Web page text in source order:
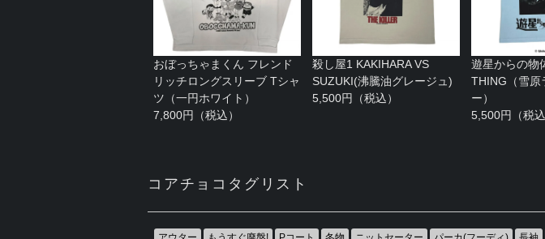
おぼっちゃまくん フレンド
リッチロングスリーブ Tシャ
ツ（一円ホワイト）
7,800円（税込）
殺し屋1 KAKIHARA VS
SUZUKI(沸騰油グレージュ)
5,500円（税込）
遊星からの物
THING（雪原
ー）
5,500円（税込
コアチョコタグリスト